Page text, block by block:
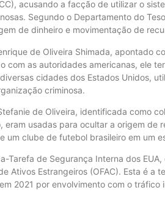
acusando a facção de utilizar o
Segundo o Departamento do
de dinheiro e movimentação de
de Oliveira Shimada, apontado
com as autoridades americanas, ele
cidades dos Estados Unidos,
criminosa.
de Oliveira, identificada como
eram usadas para ocultar a origem de
um clube de futebol brasileiro em um
Tarefa de Segurança Interna dos
Ativos Estrangeiros (OFAC). Esta é a
2021 por envolvimento com o tráfico